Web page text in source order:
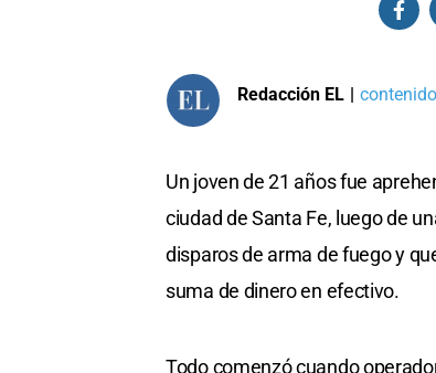
Redacción EL |
Un joven de 21 años fue
ciudad de Santa Fe, luego de
disparos de arma de fuego y
suma de dinero en efectivo.
Todo comenzó cuando